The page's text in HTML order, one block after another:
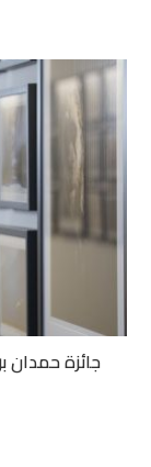
جائزة حمدان